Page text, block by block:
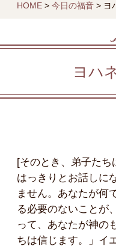
HOME > 今日の福音 > ヨ
ヨハ
[そのとき、弟子たち
はっきりとお話しに
ません。あなたが何
る必要のないことが
って、あなたが神の
ちは信じます。」イ